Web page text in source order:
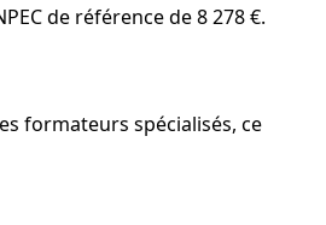
de référence de 8 278 €.
formateurs spécialisés, ce